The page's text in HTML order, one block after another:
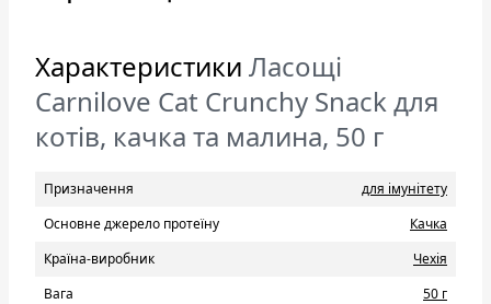
Характеристики Ласощі
Carnilove Cat Crunchy Snack для
котів, качка та малина, 50 г
Призначення
для імунітету
Основне джерело протеїну
Качка
Країна-виробник
Чехія
Вага
50 г